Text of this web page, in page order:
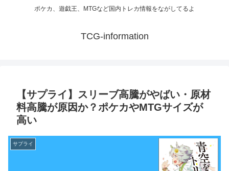
ポケカ、遊戯王、MTGなど国内トレカ情報をながしてるよ
TCG-information
【サプライ】スリーブ高騰がやばい・原材
料高騰が原因か？ポケカやMTGサイズが
高い
サプライ